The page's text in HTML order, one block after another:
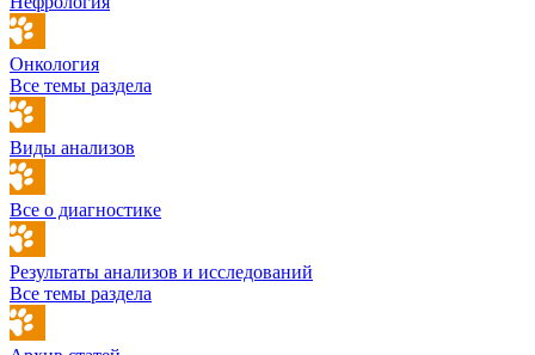
Онкология
Все темы раздела
Виды анализов
Все о диагностике
Результаты анализов и исследований
Все темы раздела